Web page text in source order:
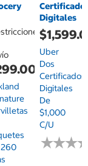
Digitales
Uber
Dos
Certificados
Digitales
De
$1,000
C/u
★★★
★★★